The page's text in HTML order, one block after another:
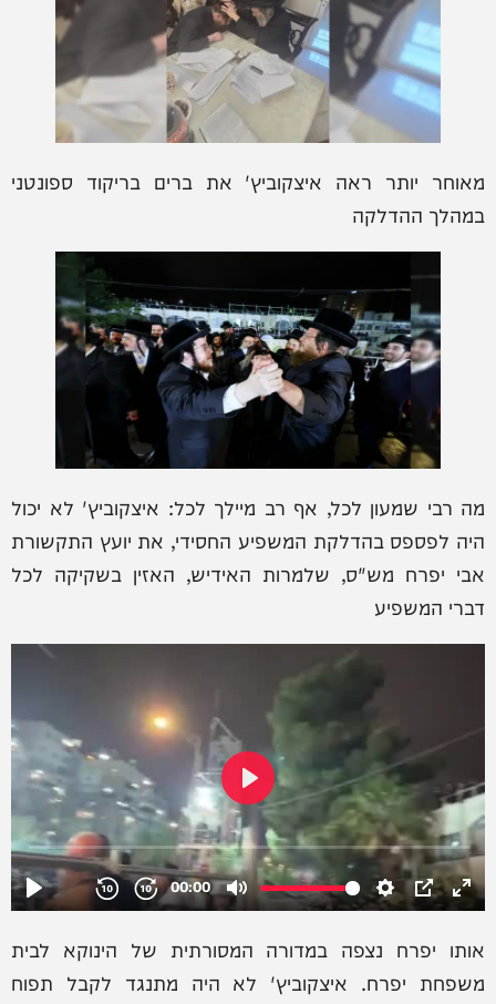
מאוחר יותר ראה איצקוביץ' את ברים בריקוד ספונטני
במהלך ההדלקה
מה רבי שמעון לכל, אף רב מיילך לכל: איצקוביץ' לא יכול
היה לפספס בהדלקת המשפיע החסידי, את יועץ התקשורת
אבי יפרח מש"ס, שלמרות האידיש, האזין בשקיקה לכל
דברי המשפיע
אותו יפרח נצפה במדורה המסורתית של הינוקא לבית
משפחת יפרח. איצקוביץ' לא היה מתנגד לקבל תפוח